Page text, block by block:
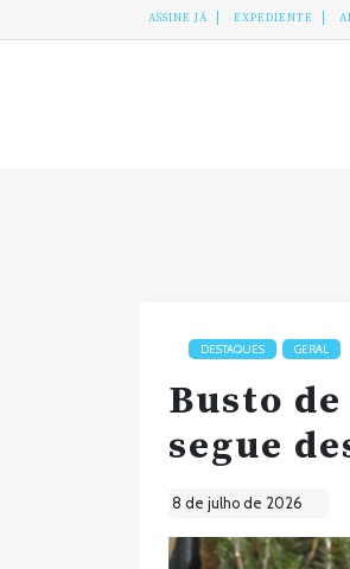
ASSINE JÁ EXPEDIENTE
DESTAQUES GERAL
Busto
segue
8 de julho de 2026